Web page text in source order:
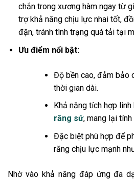
chắn trong xương hàm ngay từ
trợ khả năng chịu lực nhai tốt,
đặn, tránh tình trạng quá tải tại
Ưu điểm nổi bật:
Độ bền cao, đảm bảo
thời gian dài.
Khả năng tích hợp
răng sứ, mang lại
Đặc biệt phù hợp để
răng chịu lực mạnh
Nhờ vào khả năng đáp ứng đa